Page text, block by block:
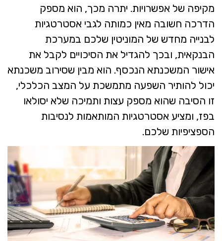
מקיפה של אפשרויות. יתרה מכך, הוא מספק
הדרכה חשובה מאין כמותה לגבי אסטרטגיות
לבנייה מחדש של המוניטין שלכם במערכת
הבנקאית, ובכך להגדיל את הסיכויים לקבל את
אישור המשכנתא הנכסף. הוא מבין שסירוב משכנתא
יכול להותיר השפעה מתמשכת על המצב הכלכלי,
זו הסיבה שהוא מספק עצות ותמיכה שלא יסולאו
בפז, ומציע אסטרטגיות המותאמות לנסיבות
הספציפיות שלכם.